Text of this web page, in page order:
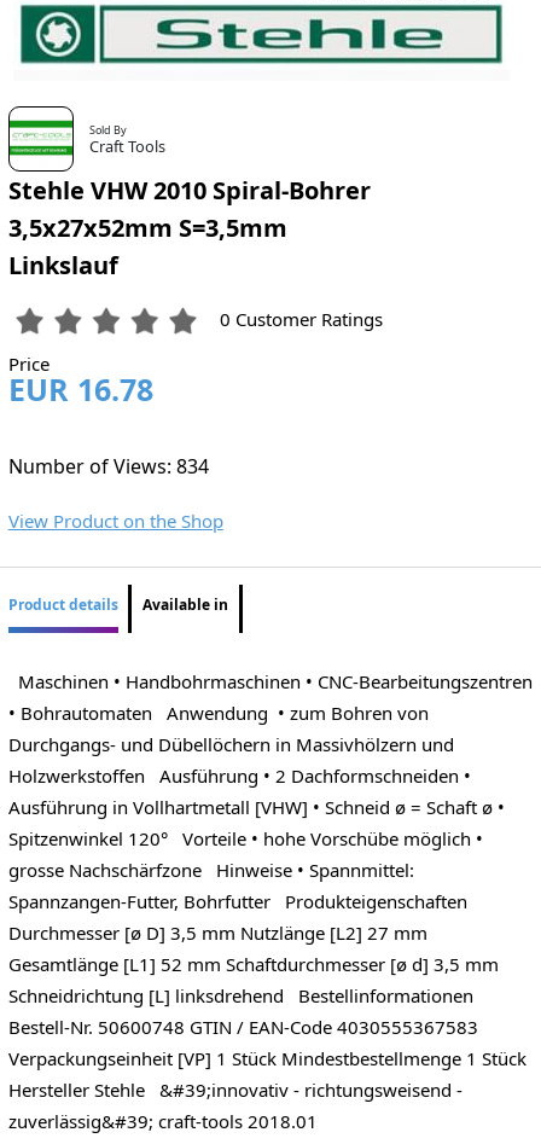
Sold By
Craft Tools
Stehle VHW 2010 Spiral-Bohrer
3,5x27x52mm S=3,5mm
Linkslauf
0 Customer Ratings
Price
EUR 16.78
Number of Views: 834
View Product on the Shop
Product details Available in
Maschinen • Handbohrmaschinen • CNC-Bearbeitungszentren
• Bohrautomaten Anwendung • zum Bohren von
Durchgangs- und Dübellöchern in Massivhölzern und
Holzwerkstoffen Ausführung • 2 Dachformschneiden •
Ausführung in Vollhartmetall [VHW] • Schneid ø = Schaft ø •
Spitzenwinkel 120° Vorteile • hohe Vorschübe möglich •
grosse Nachschärfzone Hinweise • Spannmittel:
Spannzangen-Futter, Bohrfutter Produkteigenschaften
Durchmesser [ø D] 3,5 mm Nutzlänge [L2] 27 mm
Gesamtlänge [L1] 52 mm Schaftdurchmesser [ø d] 3,5 mm
Schneidrichtung [L] linksdrehend Bestellinformationen
Bestell-Nr. 50600748 GTIN / EAN-Code 4030555367583
Verpackungseinheit [VP] 1 Stück Mindestbestellmenge 1 Stück
Hersteller Stehle &#39;innovativ - richtungsweisend -
zuverlässig&#39; craft-tools 2018.01